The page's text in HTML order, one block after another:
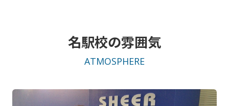
名駅校の雰囲気
ATMOSPHERE